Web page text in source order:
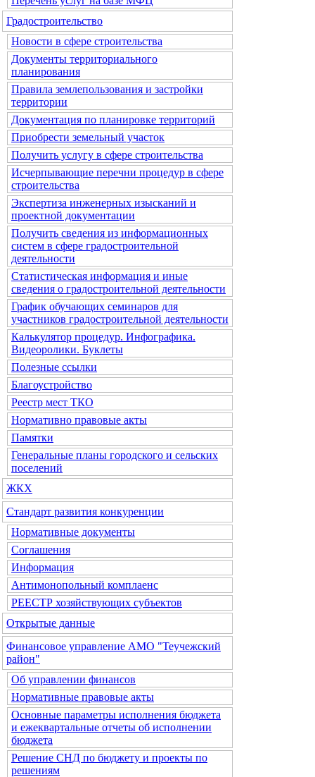
Градостроительство
Новости в сфере строительства
Документы территориального
планирования
Правила землепользования и застройки
территории
Документация по планировке территорий
Приобрести земельный участок
Получить услугу в сфере строительства
Исчерпывающие перечни процедур в сфере
строительства
Экспертиза инженерных изысканий и
проектной документации
Получить сведения из информационных
систем в сфере градостроительной
деятельности
Статистическая информация и иные
сведения о градостроительной деятельности
График обучающих семинаров для
участников градостроительной деятельности
Калькулятор процедур. Инфографика.
Видеоролики. Буклеты
Полезные ссылки
Благоустройство
Реестр мест ТКО
Нормативно правовые акты
Памятки
Генеральные планы городского и сельских
поселений
ЖКХ
Стандарт развития конкуренции
Нормативные документы
Соглашения
Информация
Антимонопольный комплаенс
РЕЕСТР хозяйствующих субъектов
Открытые данные
Финансовое управление АМО "Теучежский
район"
Об управлении финансов
Нормативные правовые акты
Основные параметры исполнения бюджета
и ежеквартальные отчеты об исполнении
бюджета
Решение СНД по бюджету и проекты по
решениям